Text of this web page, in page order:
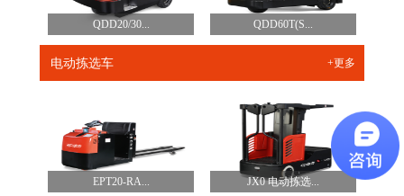
QDD20/30... QDD60T(S...
电动拣选车 +更多
EPT20-RA... JX0 电动拣选...